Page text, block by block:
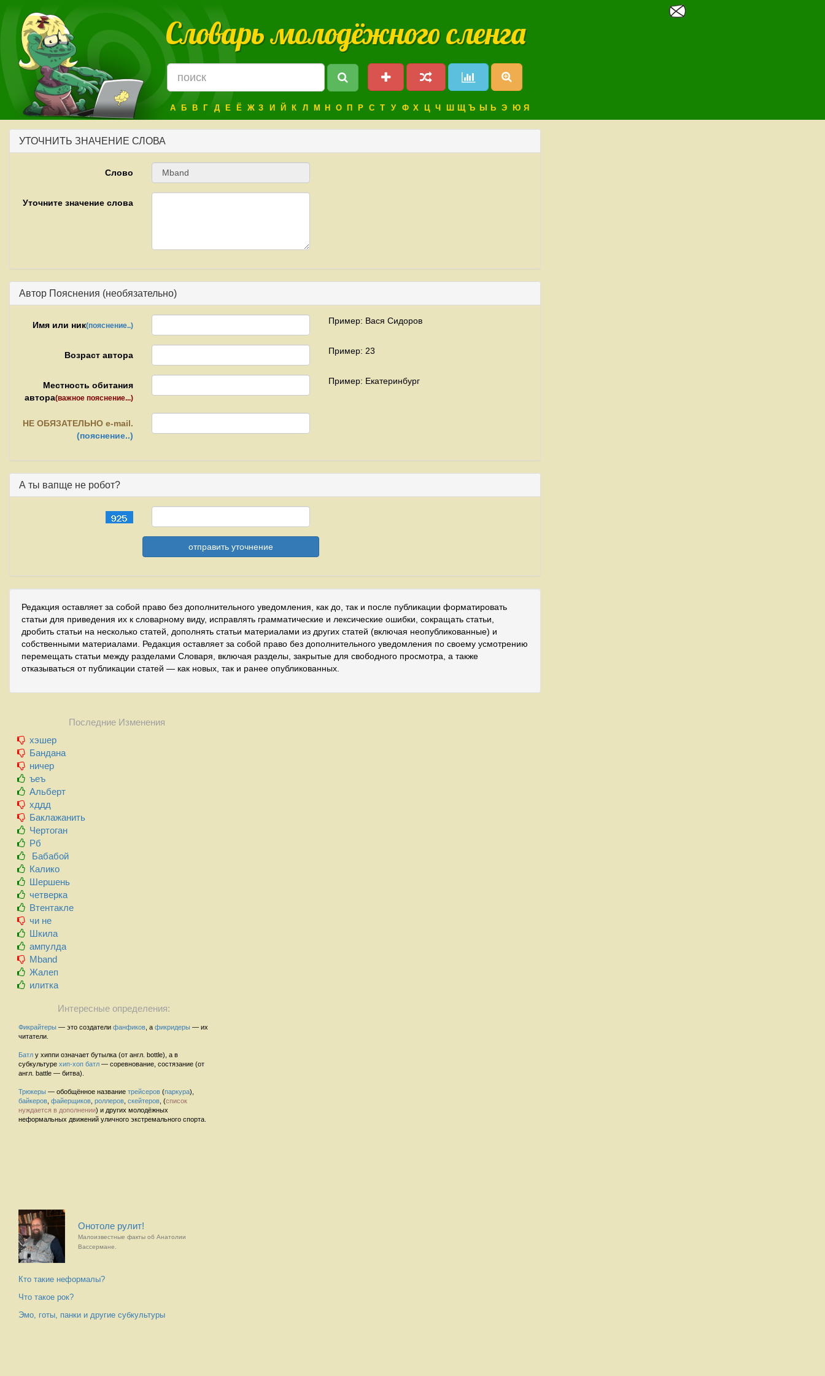
Словарь молодёжного сленга
А Б В Г Д Е Ё Ж З И Й К Л М Н О П Р С Т У Ф Х Ц Ч Ш Щ Ъ Ы Ь Э Ю Я
УТОЧНИТЬ ЗНАЧЕНИЕ СЛОВА
Слово
Уточните значение слова
Автор Пояснения (необязательно)
Имя или ник(пояснение..) Пример: Вася Сидоров
Возраст автора Пример: 23
Местность обитания
автора(важное пояснение...)
Пример: Екатеринбург
НЕ ОБЯЗАТЕЛЬНО e-mail.
(пояснение..)
А ты вапще не робот?
Редакция оставляет за собой право без дополнительного уведомления, как до, так и после публикации форматировать
статьи для приведения их к словарному виду, исправлять грамматические и лексические ошибки, сокращать статьи,
дробить статьи на несколько статей, дополнять статьи материалами из других статей (включая неопубликованные) и
собственными материалами. Редакция оставляет за собой право без дополнительного уведомления по своему усмотрению
перемещать статьи между разделами Словаря, включая разделы, закрытые для свободного просмотра, а также
отказываться от публикации статей — как новых, так и ранее опубликованных.
Последние Изменения
хэшер
Бандана
ничер
ъеъ
Альберт
хддд
Баклажанить
Чертоган
Рб
Бабабой
Калико
Шершень
четверка
Втентакле
чи не
Шкила
ампулда
Mband
Жалеп
илитка
Интересные определения:
Фикрайтеры — это создатели фанфиков , а фикридеры — их
читатели.
Батл у хиппи означает бутылка (от англ. bottle), а в
субкультуре хип-хоп батл — соревнование, состязание (от
англ. battle — битва).
Трюкеры — обобщённое название трейсеров (паркура),
байкеров файерщиков роллеров скейтеров , (список
нуждается в дополнении) и других молодёжных
неформальных движений уличного экстремального спорта.
Онотоле рулит!
Малоизвестные факты об Анатолии
Вассермане.
Кто такие неформалы?
Что такое рок?
Эмо, готы, панки и другие субкультуры